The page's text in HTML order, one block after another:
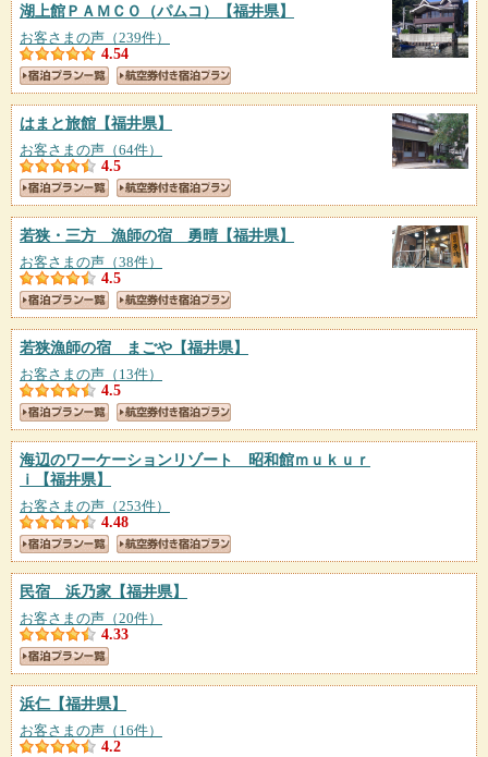
湖上館ＰＡＭＣＯ（パムコ）
【福井県】
お客さまの声（239件）
4.54
はまと旅館 【福井県】
お客さまの声（64件）
4.5
若狭・三方 漁師の宿 勇晴【福井県】
お客さまの声（38件）
4.5
若狭漁師の宿 まごや 【福井県】
お客さまの声（13件）
4.5
海辺のワーケーションリゾート 昭和館ｍｕｋｕｒ
ｉ
【福井県】
お客さまの声（253件）
4.48
民宿 浜乃家 【福井県】
お客さまの声（20件）
4.33
浜仁 【福井県】
お客さまの声（16件）
4.2